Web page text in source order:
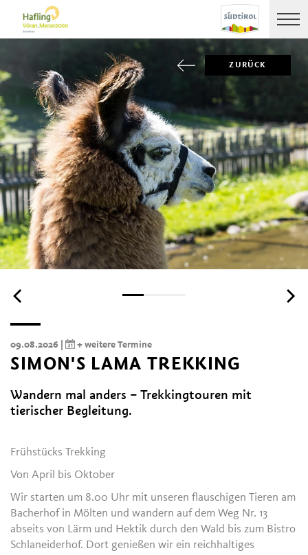
ZURÜCK
09.08.2026 | + weitere Termine
SIMON'S LAMA TREKKING
Wandern mal anders – Trekkingtouren mit
tierischer Begleitung.
Frühstücks Trekking
Von April bis Oktober
Wir starten um 8.00 Uhr mit unseren flauschigen Tieren am
Bacherhof in Mölten und wandern auf dem Weg Nr. 13
abseits von Lärm und Hektik durch den Wald bis zum Bistro
Schlaneiderhof. Dort genießen wir ein reichhaltiges